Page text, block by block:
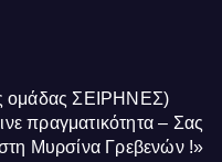
ομάδας ΣΕΙΡΗΝΕΣ)
πραγματικότητα – Σας
Μυρσίνα Γρεβενών !»